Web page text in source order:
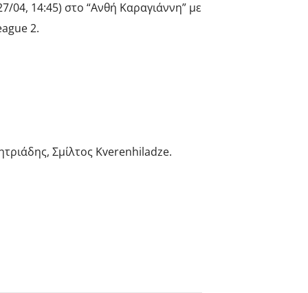
04, 14:45) στο “Ανθή Καραγιάννη” με
2.
Σμίλτος Kverenhiladze.